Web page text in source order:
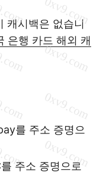
캐시백은 없습니
은행 카드 해외 캐
를 주소 증명으
주소 증명으로